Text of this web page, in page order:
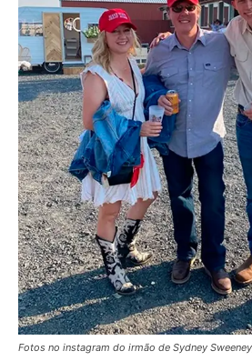
Fotos no instagram do irmão de Sydney